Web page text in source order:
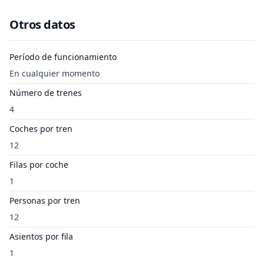
Otros datos
Período de funcionamiento
En cualquier momento
Número de trenes
4
Coches por tren
12
Filas por coche
1
Personas por tren
12
Asientos por fila
1